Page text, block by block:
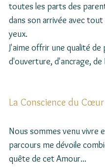
toutes les parts des
dans son arrivée avec
yeux.
J'aime offrir une qualité
d'ouverture, d'ancrage, de
La Conscience du
Nous sommes venu vivre
parcours me dévoile
quête de cet Amour...